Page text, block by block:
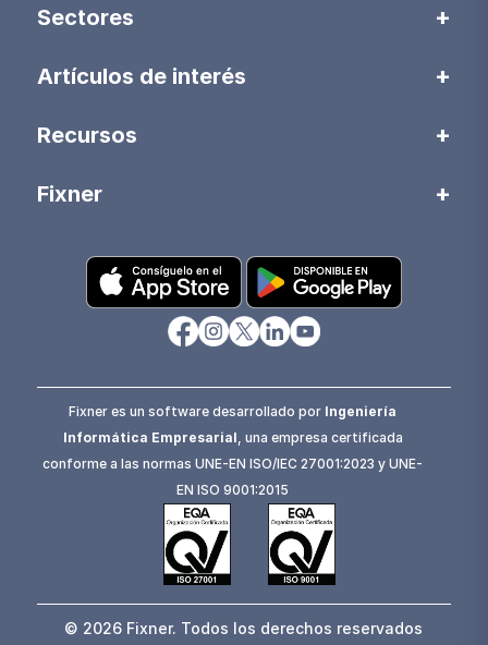
Sectores
Artículos de interés
Recursos
Fixner
Fixner es un software desarrollado por Ingeniería
Informática Empresarial , una empresa certificada
conforme a las normas UNE-EN ISO/IEC 27001:2023 y UNE-
EN ISO 9001:2015
© 2026 Fixner. Todos los derechos reservados